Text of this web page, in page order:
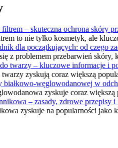
to nie tylko kosmetyk, ale
z problemem przebarwień
zyskują coraz większą
zyskuje coraz
zyskuje na popularności